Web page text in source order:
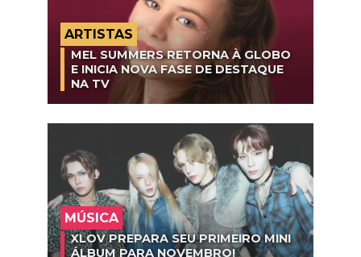
ARTISTAS
MEL SUMMERS RETORNA À GLOBO
E INICIA NOVA FASE DE DESTAQUE
NA TV
MÚSICA
XLOV PREPARA SEU PRIMEIRO MINI
ÁLBUM PARA NOVEMBRO!